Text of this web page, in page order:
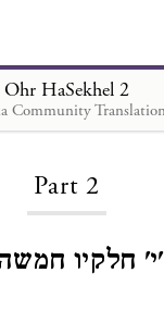
Ohr HaSekhel 2
Community
Loading...
Part 2
חלקיו